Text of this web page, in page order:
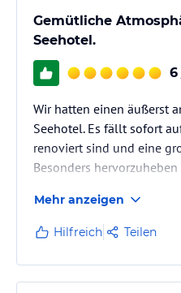
lies vor der Buchung die
Gemütliche
Seehotel.
6
Wir hatten einen äußerst
Seehotel. Es fällt sofort
renoviert sind und eine
Besonders
bereichert. Die
und bietet alles, was man
Aufenthalt benötigt.
Das alte Flair im
Mehr anzeigen
Hilfreich Teilen